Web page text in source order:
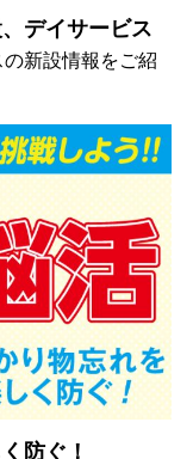
デイサービス
新設情報をご紹
防ぐ！